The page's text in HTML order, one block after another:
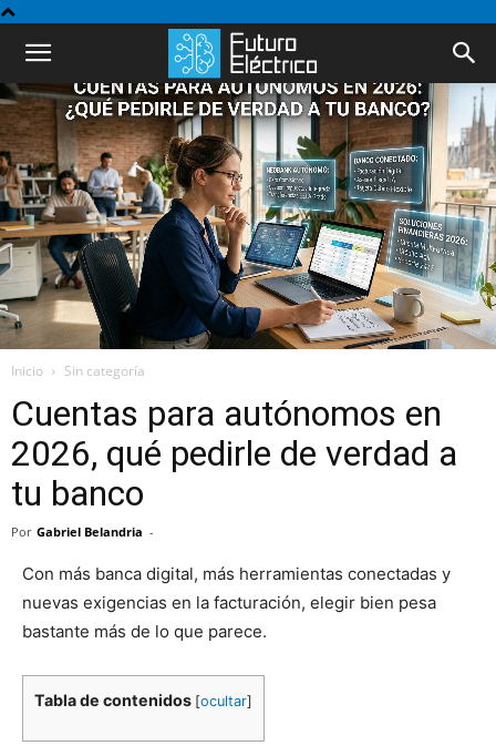
Inicio Sin categoría
Cuentas para autónomos en
2026, qué pedirle de verdad a
tu banco
Por Gabriel Belandria -
Con más banca digital, más herramientas conectadas y
nuevas exigencias en la facturación, elegir bien pesa
bastante más de lo que parece.
Tabla de contenidos [ocultar]